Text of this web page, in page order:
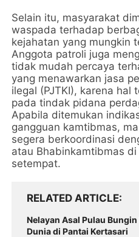
Selain itu, masyarakat
waspada terhadap
kejahatan yang mungkin
Anggota patroli juga
tidak mudah percaya
yang menawarkan jasa
ilegal (PJTKI), karena
pada tindak pidana
Apabila ditemukan
gangguan kamtibmas,
segera berkoordinasi
atau Bhabinkamtibmas
setempat.
RELATED ARTICLE
Nelayan Asal Pulau
Dunia di Pantai Kertasari